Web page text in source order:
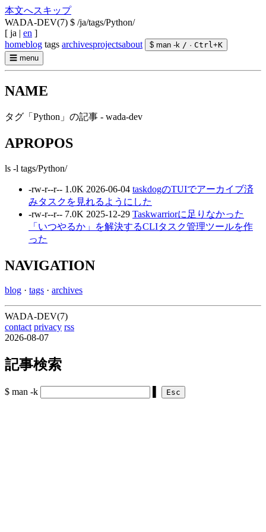
本文へスキップ
WADA-DEV(7) $ /ja/tags/Python/
[ ja | en ]
homeblog tags archivesprojectsabout $ man -k / · Ctrl+K
☰ menu
NAME
タグ「Python」の記事 - wada-dev
APROPOS
ls -l tags/Python/
-rw-r--r-- 1.0K 2026-06-04 taskdogのTUIでアーカイブ済
みタスクを見れるようにした
-rw-r--r-- 7.0K 2025-12-29 Taskwarriorに足りなかった
「いつやるか」を解決するCLIタスク管理ツールを作
った
NAVIGATION
blog · tags · archives
WADA-DEV(7)
contact privacy rss
2026-08-07
記事検索
$ man -k Esc